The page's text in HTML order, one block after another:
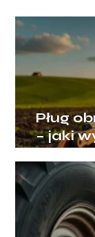
Pług
– jaki